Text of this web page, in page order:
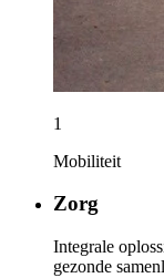
1
Mobiliteit
Zorg
Integrale
gezonde